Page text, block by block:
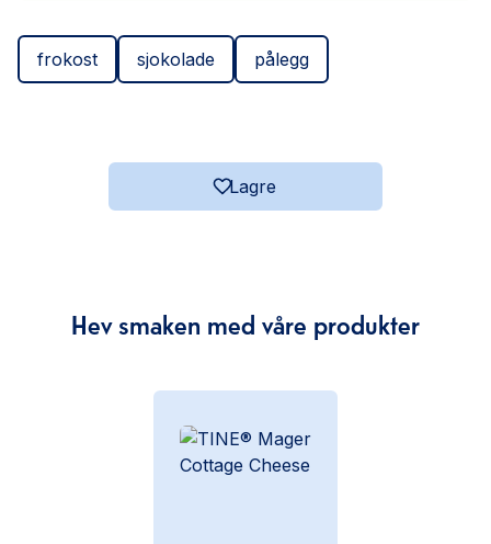
frokost sjokolade pålegg
Lagre
Hev smaken med våre produkter